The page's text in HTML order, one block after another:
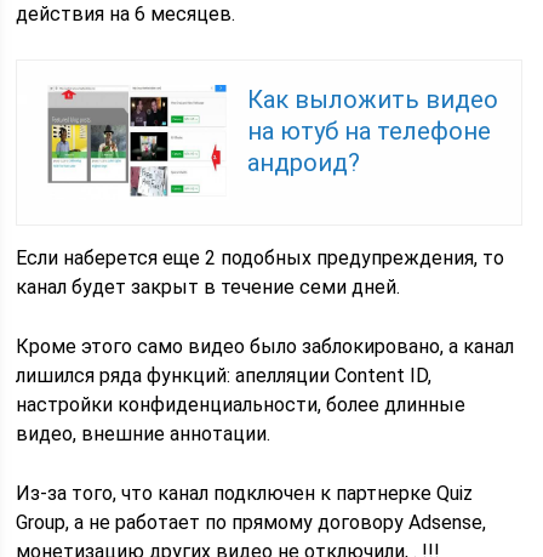
действия на 6 месяцев.
Как выложить видео
на ютуб на телефоне
андроид?
Если наберется еще 2 подобных предупреждения, то
канал будет закрыт в течение семи дней.
Кроме этого само видео было заблокировано, а канал
лишился ряда функций: апелляции Content ID,
настройки конфиденциальности, более длинные
видео, внешние аннотации.
Из-за того, что канал подключен к партнерке Quiz
Group, а не работает по прямому договору Adsense,
монетизацию других видео не отключили, . !!!